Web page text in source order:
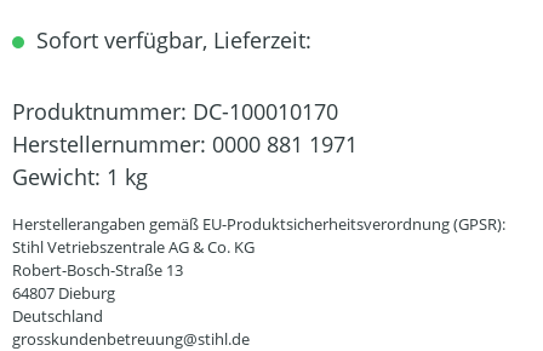
Sofort verfügbar, Lieferzeit:
Produktnummer: DC-100010170
Herstellernummer: 0000 881 1971
Gewicht: 1 kg
Herstellerangaben gemäß EU-Produktsicherheitsverordnung (GPSR):
Stihl Vetriebszentrale AG & Co. KG
Robert-Bosch-Straße 13
64807 Dieburg
Deutschland
grosskundenbetreuung@stihl.de